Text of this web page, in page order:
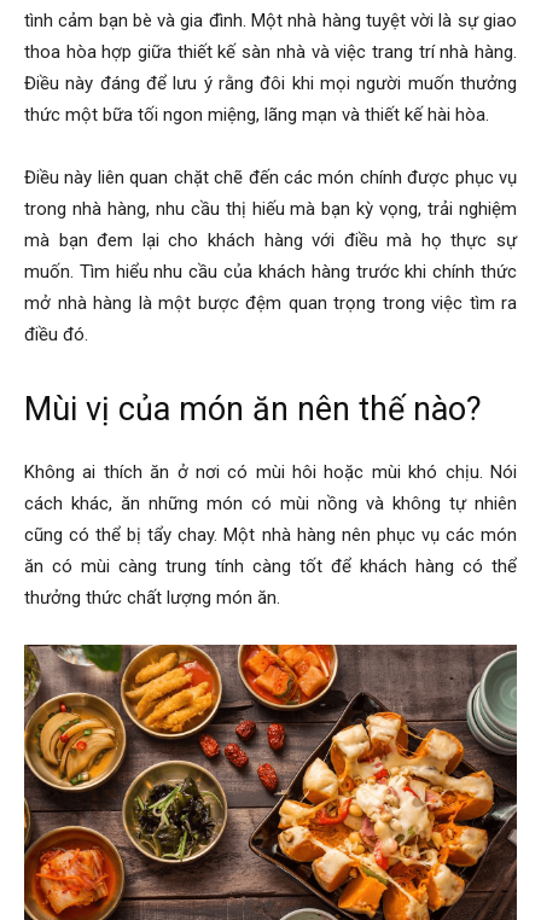
tình cảm bạn bè và gia đình. Một nhà hàng tuyệt vời là sự giao
thoa hòa hợp giữa thiết kế sàn nhà và việc trang trí nhà hàng.
Điều này đáng để lưu ý rằng đôi khi mọi người muốn thưởng
thức một bữa tối ngon miệng, lãng mạn và thiết kế hài hòa.
Điều này liên quan chặt chẽ đến các món chính được phục vụ
trong nhà hàng, nhu cầu thị hiếu mà bạn kỳ vọng, trải nghiệm
mà bạn đem lại cho khách hàng với điều mà họ thực sự
muốn. Tìm hiểu nhu cầu của khách hàng trước khi chính thức
mở nhà hàng là một bược đệm quan trọng trong việc tìm ra
điều đó.
Mùi vị của món ăn nên thế nào?
Không ai thích ăn ở nơi có mùi hôi hoặc mùi khó chịu. Nói
cách khác, ăn những món có mùi nồng và không tự nhiên
cũng có thể bị tẩy chay. Một nhà hàng nên phục vụ các món
ăn có mùi càng trung tính càng tốt để khách hàng có thể
thưởng thức chất lượng món ăn.